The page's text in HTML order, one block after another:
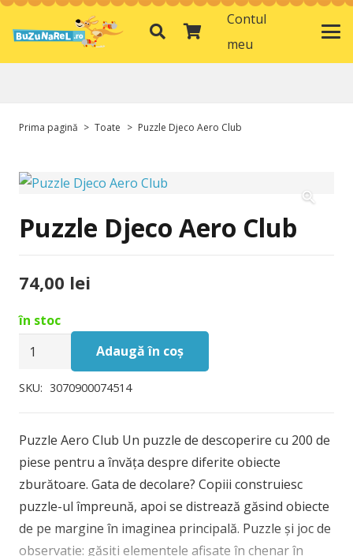
Contul
meu
Prima pagină > Toate > Puzzle Djeco Aero Club
Puzzle Djeco Aero Club
74,00 lei
în stoc
Cantitate
Djeco
Club
Adaugă în coș
SKU: 3070900074514
Puzzle Aero Club Un puzzle de descoperire cu 200 de
piese pentru a învăța despre diferite obiecte
zburătoare. Gata de decolare? Copiii construiesc
puzzle-ul împreună, apoi se distrează găsind obiecte
de pe margine în imaginea principală. Puzzle și joc de
observație: găsiți elementele afișate în chenar în